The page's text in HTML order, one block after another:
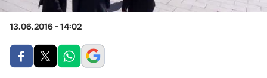
13.06.2016 - 14:02